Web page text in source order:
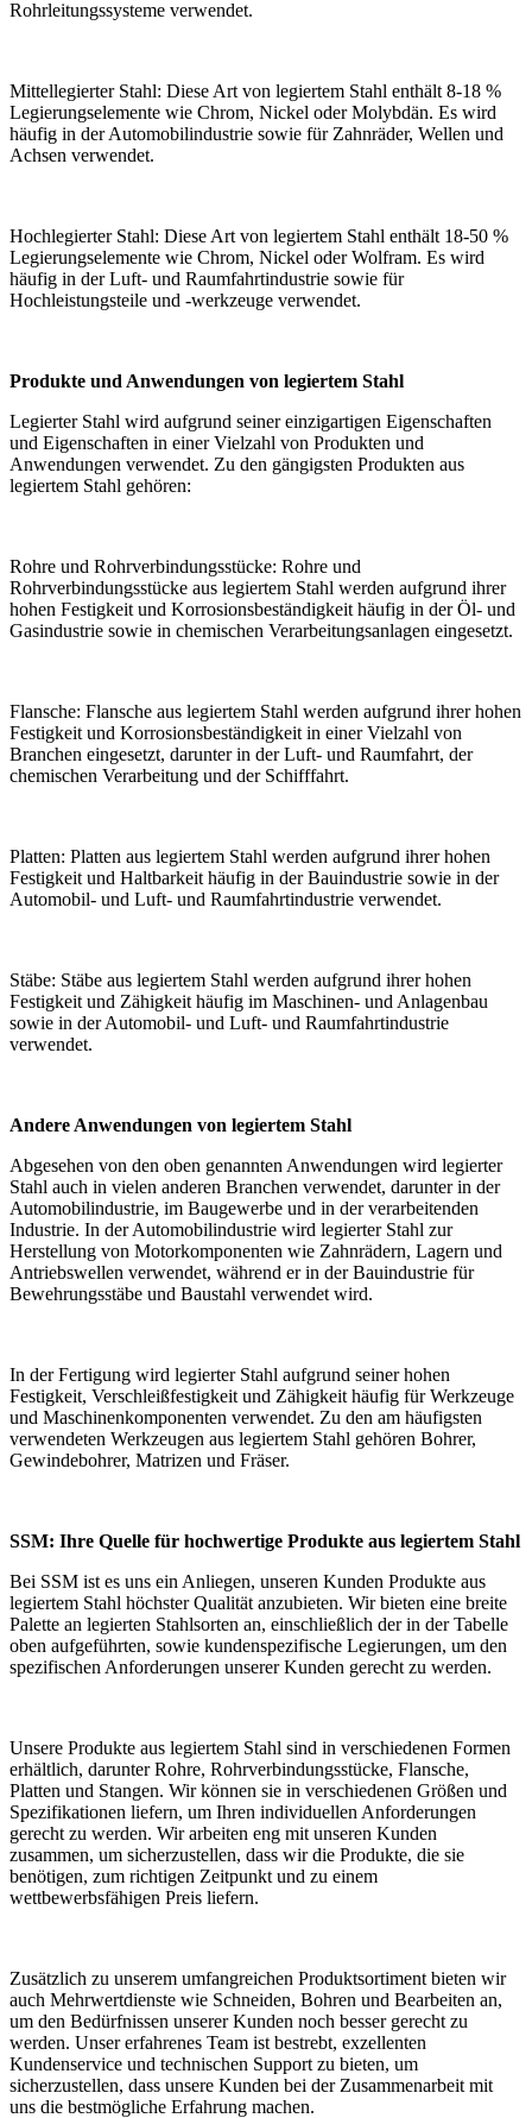
Rohrleitungssysteme verwendet.
Mittellegierter Stahl: Diese Art von legiertem Stahl enthält 8-18 %
Legierungselemente wie Chrom, Nickel oder Molybdän. Es wird
häufig in der Automobilindustrie sowie für Zahnräder, Wellen und
Achsen verwendet.
Hochlegierter Stahl: Diese Art von legiertem Stahl enthält 18-50 %
Legierungselemente wie Chrom, Nickel oder Wolfram. Es wird
häufig in der Luft- und Raumfahrtindustrie sowie für
Hochleistungsteile und -werkzeuge verwendet.
Produkte und Anwendungen von legiertem Stahl
Legierter Stahl wird aufgrund seiner einzigartigen Eigenschaften
und Eigenschaften in einer Vielzahl von Produkten und
Anwendungen verwendet. Zu den gängigsten Produkten aus
legiertem Stahl gehören:
Rohre und Rohrverbindungsstücke: Rohre und
Rohrverbindungsstücke aus legiertem Stahl werden aufgrund ihrer
hohen Festigkeit und Korrosionsbeständigkeit häufig in der Öl- und
Gasindustrie sowie in chemischen Verarbeitungsanlagen eingesetzt.
Flansche: Flansche aus legiertem Stahl werden aufgrund ihrer hohen
Festigkeit und Korrosionsbeständigkeit in einer Vielzahl von
Branchen eingesetzt, darunter in der Luft- und Raumfahrt, der
chemischen Verarbeitung und der Schifffahrt.
Platten: Platten aus legiertem Stahl werden aufgrund ihrer hohen
Festigkeit und Haltbarkeit häufig in der Bauindustrie sowie in der
Automobil- und Luft- und Raumfahrtindustrie verwendet.
Stäbe: Stäbe aus legiertem Stahl werden aufgrund ihrer hohen
Festigkeit und Zähigkeit häufig im Maschinen- und Anlagenbau
sowie in der Automobil- und Luft- und Raumfahrtindustrie
verwendet.
Andere Anwendungen von legiertem Stahl
Abgesehen von den oben genannten Anwendungen wird legierter
Stahl auch in vielen anderen Branchen verwendet, darunter in der
Automobilindustrie, im Baugewerbe und in der verarbeitenden
Industrie. In der Automobilindustrie wird legierter Stahl zur
Herstellung von Motorkomponenten wie Zahnrädern, Lagern und
Antriebswellen verwendet, während er in der Bauindustrie für
Bewehrungsstäbe und Baustahl verwendet wird.
In der Fertigung wird legierter Stahl aufgrund seiner hohen
Festigkeit, Verschleißfestigkeit und Zähigkeit häufig für Werkzeuge
und Maschinenkomponenten verwendet. Zu den am häufigsten
verwendeten Werkzeugen aus legiertem Stahl gehören Bohrer,
Gewindebohrer, Matrizen und Fräser.
SSM: Ihre Quelle für hochwertige Produkte aus legiertem Stahl
Bei SSM ist es uns ein Anliegen, unseren Kunden Produkte aus
legiertem Stahl höchster Qualität anzubieten. Wir bieten eine breite
Palette an legierten Stahlsorten an, einschließlich der in der Tabelle
oben aufgeführten, sowie kundenspezifische Legierungen, um den
spezifischen Anforderungen unserer Kunden gerecht zu werden.
Unsere Produkte aus legiertem Stahl sind in verschiedenen Formen
erhältlich, darunter Rohre, Rohrverbindungsstücke, Flansche,
Platten und Stangen. Wir können sie in verschiedenen Größen und
Spezifikationen liefern, um Ihren individuellen Anforderungen
gerecht zu werden. Wir arbeiten eng mit unseren Kunden
zusammen, um sicherzustellen, dass wir die Produkte, die sie
benötigen, zum richtigen Zeitpunkt und zu einem
wettbewerbsfähigen Preis liefern.
Zusätzlich zu unserem umfangreichen Produktsortiment bieten wir
auch Mehrwertdienste wie Schneiden, Bohren und Bearbeiten an,
um den Bedürfnissen unserer Kunden noch besser gerecht zu
werden. Unser erfahrenes Team ist bestrebt, exzellenten
Kundenservice und technischen Support zu bieten, um
sicherzustellen, dass unsere Kunden bei der Zusammenarbeit mit
uns die bestmögliche Erfahrung machen.